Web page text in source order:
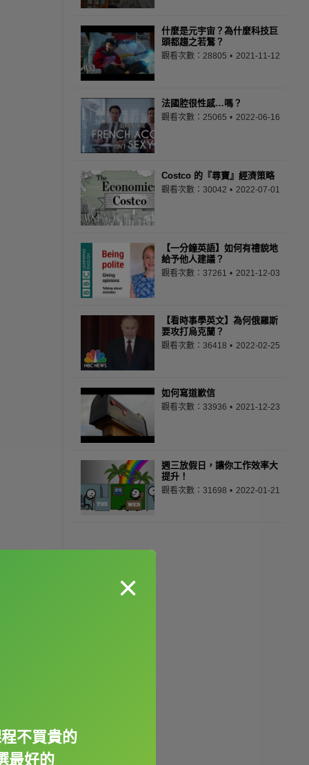
什麼是元宇宙？為什麼科技巨
頭都趨之若鶩？
觀看次數：28805 2021-11-12
法國腔很性感…嗎？
觀看次數：25065 2022-06-16
Costco 的『尋寶』經濟策略
觀看次數：30042 2022-07-01
【一分鐘英語】如何有禮貌地
給予他人建議？
觀看次數：37261 2021-12-03
【看時事學英文】為何俄羅斯
要攻打烏克蘭？
觀看次數：36418 2022-02-25
如何寫道歉信
觀看次數：33936 2021-12-23
週三放假日，讓你工作效率大
提升！
觀看次數：31698 2022-01-21
×
不買貴的
最好的